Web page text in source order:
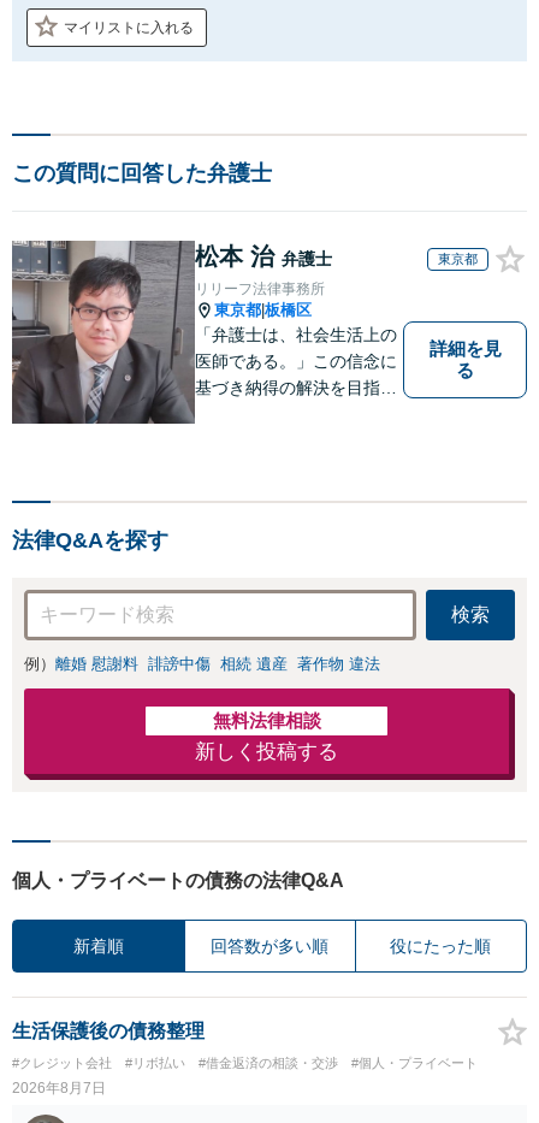
マイリストに入れる
この質問に回答した弁護士
松本 治 弁護士 東京都
リリーフ法律事務所
東京都 板橋区
「弁護士は、社会生活上の
医師である。」この信念に
基づき納得の解決を目指し
詳細を見
る
法律Q&Aを探す
検索
例） 離婚 慰謝料 誹謗中傷 相続 遺産 著作物 違法
無料法律相談
新しく投稿する
個人・プライベートの債務の法律Q&A
新着順 回答数が多い順 役にたった順
生活保護後の債務整理
#クレジット会社 #リボ払い #借金返済の相談・交渉 #個人・プライベート
2026年8月7日